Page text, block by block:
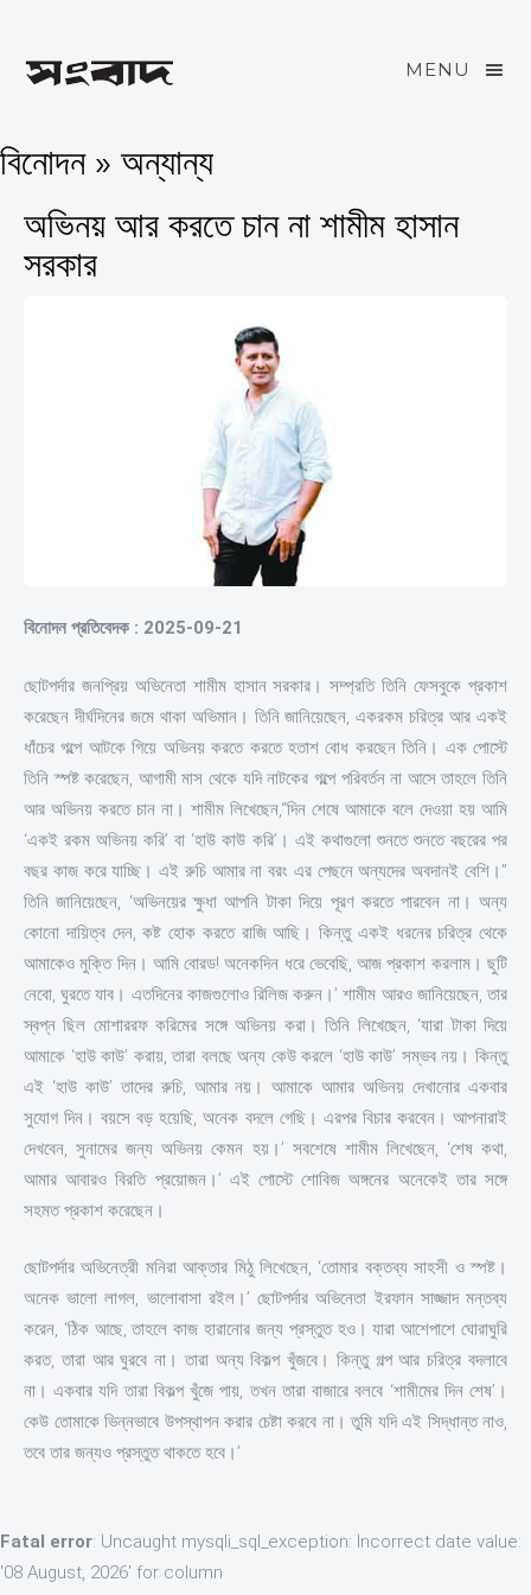
MENU
বিনোদন » অন্যান্য
অভিনয় আর করতে চান না শামীম হাসান
সরকার
বিনোদন প্রতিবেদক : 2025-09-21
ছোটপর্দার জনপ্রিয় অভিনেতা শামীম হাসান সরকার। সম্প্রতি তিনি ফেসবুকে প্রকাশ
করেছেন দীর্ঘদিনের জমে থাকা অভিমান। তিনি জানিয়েছেন, একরকম চরিত্র আর একই
ধাঁচের গল্পে আটকে গিয়ে অভিনয় করতে করতে হতাশ বোধ করছেন তিনি। এক পোস্টে
তিনি স্পষ্ট করেছেন, আগামী মাস থেকে যদি নাটকের গল্পে পরিবর্তন না আসে তাহলে তিনি
আর অভিনয় করতে চান না। শামীম লিখেছেন,“দিন শেষে আমাকে বলে দেওয়া হয় আমি
‘একই রকম অভিনয় করি’ বা ‘হাউ কাউ করি’। এই কথাগুলো শুনতে শুনতে বছরের পর
বছর কাজ করে যাচ্ছি। এই রুচি আমার না বরং এর পেছনে অন্যদের অবদানই বেশি।”
তিনি জানিয়েছেন, ‘অভিনয়ের ক্ষুধা আপনি টাকা দিয়ে পূরণ করতে পারবেন না। অন্য
কোনো দায়িত্ব দেন, কষ্ট হোক করতে রাজি আছি। কিন্তু একই ধরনের চরিত্র থেকে
আমাকেও মুক্তি দিন। আমি বোরড! অনেকদিন ধরে ভেবেছি, আজ প্রকাশ করলাম। ছুটি
নেবো, ঘুরতে যাব। এতদিনের কাজগুলোও রিলিজ করুন।’ শামীম আরও জানিয়েছেন, তার
স্বপ্ন ছিল মোশাররফ করিমের সঙ্গে অভিনয় করা। তিনি লিখেছেন, ‘যারা টাকা দিয়ে
আমাকে ‘হাউ কাউ’ করায়, তারা বলছে অন্য কেউ করলে ‘হাউ কাউ’ সম্ভব নয়। কিন্তু
এই ‘হাউ কাউ’ তাদের রুচি, আমার নয়। আমাকে আমার অভিনয় দেখানোর একবার
সুযোগ দিন। বয়সে বড় হয়েছি, অনেক বদলে গেছি। এরপর বিচার করবেন। আপনারাই
দেখবেন, সুনামের জন্য অভিনয় কেমন হয়।’ সবশেষে শামীম লিখেছেন, ‘শেষ কথা,
আমার আবারও বিরতি প্রয়োজন।’ এই পোস্টে শোবিজ অঙ্গনের অনেকেই তার সঙ্গে
সহমত প্রকাশ করেছেন।
ছোটপর্দার অভিনেত্রী মনিরা আক্তার মিঠু লিখেছেন, ‘তোমার বক্তব্য সাহসী ও স্পষ্ট।
অনেক ভালো লাগল, ভালোবাসা রইল।’ ছোটপর্দার অভিনেতা ইরফান সাজ্জাদ মন্তব্য
করেন, ‘ঠিক আছে, তাহলে কাজ হারানোর জন্য প্রস্তুত হও। যারা আশেপাশে ঘোরাঘুরি
করত, তারা আর ঘুরবে না। তারা অন্য বিকল্প খুঁজবে। কিন্তু গল্প আর চরিত্র বদলাবে
না। একবার যদি তারা বিকল্প খুঁজে পায়, তখন তারা বাজারে বলবে ‘শামীমের দিন শেষ’।
কেউ তোমাকে ভিন্নভাবে উপস্থাপন করার চেষ্টা করবে না। তুমি যদি এই সিদ্ধান্ত নাও,
তবে তার জন্যও প্রস্তুত থাকতে হবে।’
Fatal error: Uncaught mysqli_sql_exception: Incorrect date value:
'08 August, 2026' for column